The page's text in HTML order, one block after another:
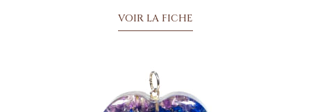
VOIR LA FICHE